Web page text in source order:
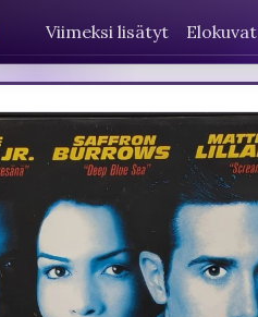
Viimeksi lisätyt Elokuvat